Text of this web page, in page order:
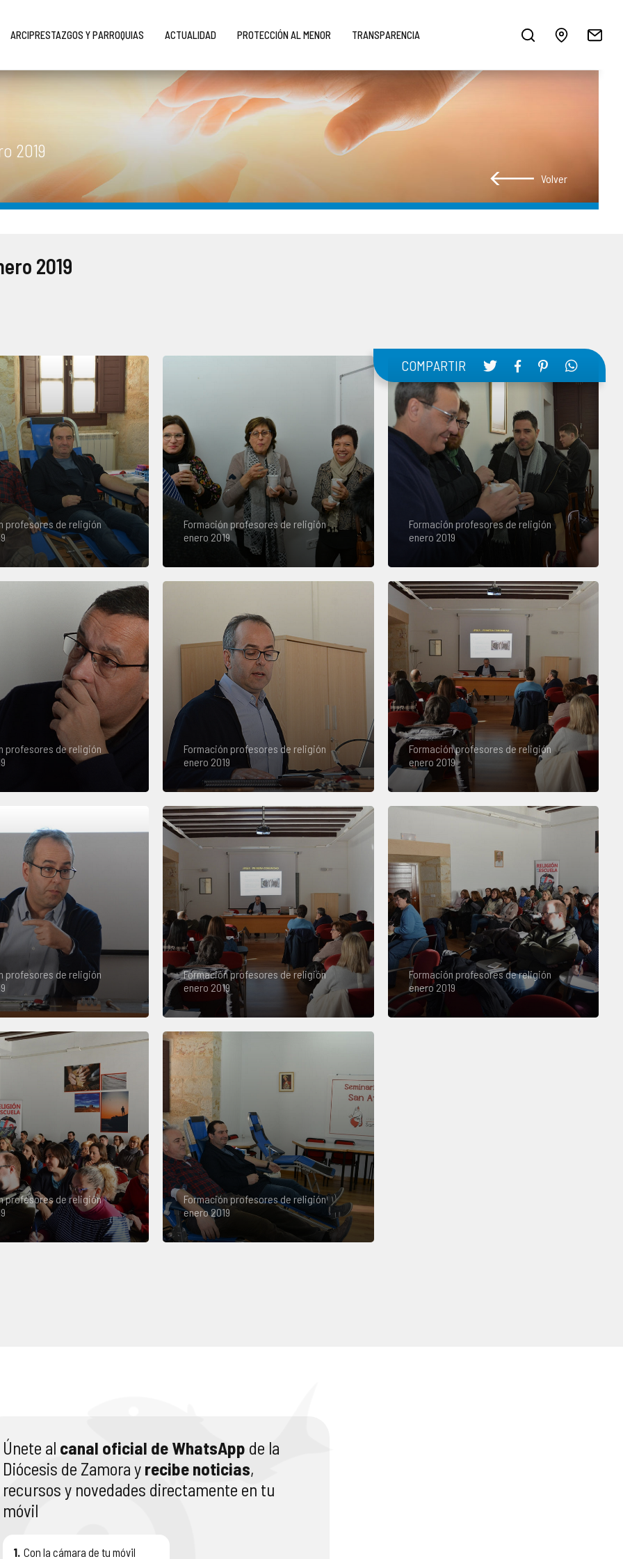
ARCIPRESTAZGOS Y PARROQUIAS ACTUALIDAD PROTECCIÓN AL MENOR TRANSPARENCIA
2019
Volver
2019
COMPARTIR
profesores de religión
Formación profesores de religión
enero 2019
Formación profesores de religión
enero 2019
profesores de religión
Formación profesores de religión
enero 2019
Formación profesores de religión
enero 2019
profesores de religión
Formación profesores de religión
enero 2019
Formación profesores de religión
enero 2019
profesores de religión
Formación profesores de religión
enero 2019
Únete al canal oficial de WhatsApp de la
Diócesis de Zamora y recibe noticias,
recursos y novedades directamente en tu
móvil
1. Con la cámara de tu móvil